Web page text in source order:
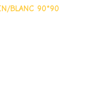
BLANC 90*90